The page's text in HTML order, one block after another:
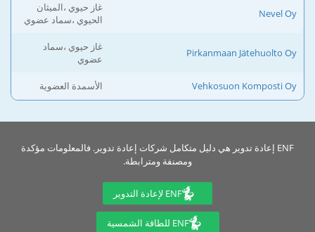
Nevel Oy
غاز حيوي ،الميثان
الحيوي ،سماد عضوي
Pirkanmaan Jätehuolto Oy
غاز حيوي ،سماد
عضوي
Vehkosuon Komposti Oy الأسمدة العضوية
ENF إعادة تدوير هي دليل متكامل شركات إعادة تدوير. فالمعلومات مؤكدة
ومصنفة ومترابطة.
ENF لإعادة التدوير
ENF للطاقة الشمسية